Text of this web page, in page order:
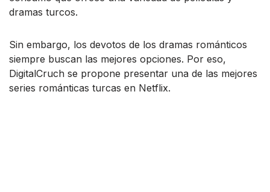
dramas turcos.
Sin embargo, los devotos de los dramas románticos
siempre buscan las mejores opciones. Por eso,
DigitalCruch se propone presentar una de las mejores
series románticas turcas en Netflix.